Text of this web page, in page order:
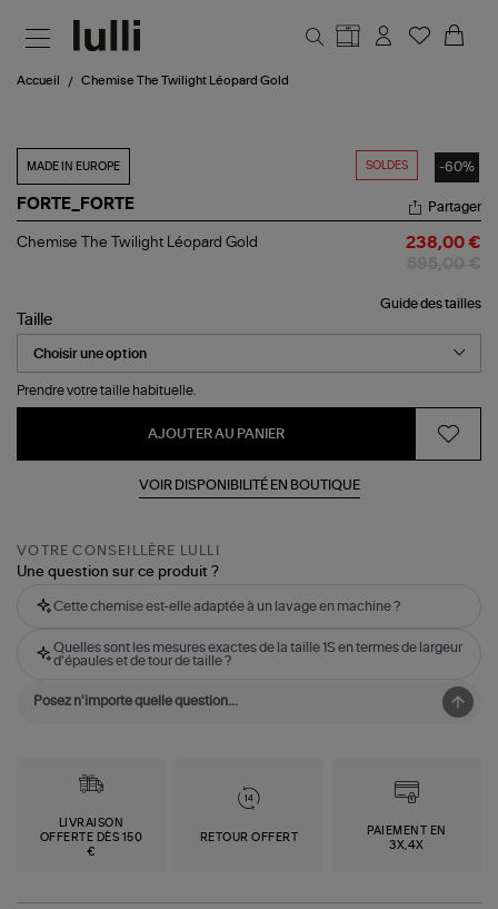
Accueil Chemise The Twilight Léopard Gold
SOLDES -60%
MADE IN EUROPE
FORTE_FORTE
Chemise
Gold
Partager
Chemise The Twilight Léopard Gold 238,00 €
Guide des tailles
Taille
Prendre votre taille habituelle.
AJOUTER AU PANIER
VOIR DISPONIBILITÉ EN BOUTIQUE
VOTRE CONSEILLÈRE LULLI
Une question sur ce produit ?
Cette chemise est-elle adaptée à un lavage en machine ?
Quelles sont les mesures exactes de la taille 1S en termes de largeur
d'épaules et de tour de taille ?
LIVRAISON
OFFERTE DÈS 150
€
RETOUR OFFERT
PAIEMENT EN
3X,4X